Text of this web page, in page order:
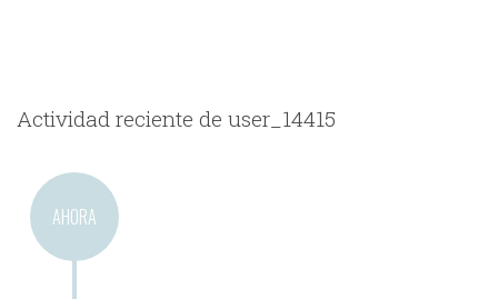
Actividad reciente de user_14415
AHORA